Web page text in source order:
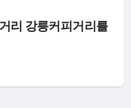
리 강릉커피거리를